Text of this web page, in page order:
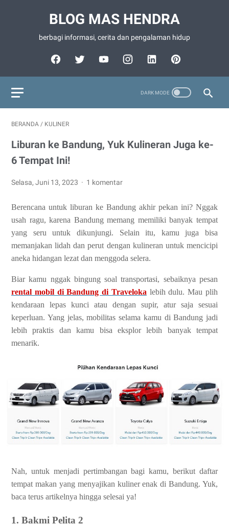
BLOG MAS HENDRA
berbagi informasi, cerita dan pengalaman hidup
BERANDA / KULINER
Liburan ke Bandung, Yuk Kulineran Juga ke-
6 Tempat Ini!
Selasa, Juni 13, 2023 1 komentar
Berencana untuk liburan ke Bandung akhir pekan ini? Nggak
usah ragu, karena Bandung memang memiliki banyak tempat
yang seru untuk dikunjungi. Selain itu, kamu juga bisa
memanjakan lidah dan perut dengan kulineran untuk mencicipi
aneka hidangan lezat dan menggoda selera.
Biar kamu nggak bingung soal transportasi, sebaiknya pesan
rental mobil di Bandung di Traveloka lebih dulu. Mau plih
kendaraan lepas kunci atau dengan supir, atur saja sesuai
keperluan. Yang jelas, mobilitas selama kamu di Bandung jadi
lebih praktis dan kamu bisa eksplor lebih banyak tempat
menarik.
Nah, untuk menjadi pertimbangan bagi kamu, berikut daftar
tempat makan yang menyajikan kuliner enak di Bandung. Yuk,
baca terus artikelnya hingga selesai ya!
1. Bakmi Pelita 2